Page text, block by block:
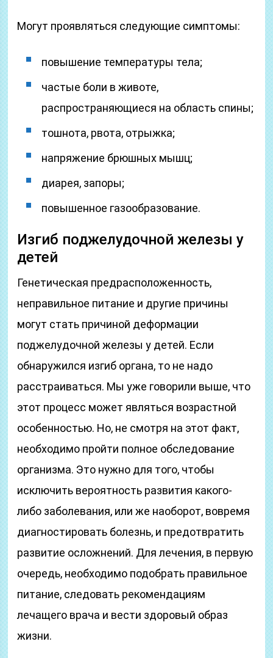
Могут проявляться следующие симптомы:
повышение температуры тела;
частые боли в животе,
распространяющиеся на область спины;
тошнота, рвота, отрыжка;
напряжение брюшных мышц;
диарея, запоры;
повышенное газообразование.
Изгиб поджелудочной железы у
детей
Генетическая предрасположенность,
неправильное питание и другие причины
могут стать причиной деформации
поджелудочной железы у детей. Если
обнаружился изгиб органа, то не надо
расстраиваться. Мы уже говорили выше, что
этот процесс может являться возрастной
особенностью. Но, не смотря на этот факт,
необходимо пройти полное обследование
организма. Это нужно для того, чтобы
исключить вероятность развития какого-
либо заболевания, или же наоборот, вовремя
диагностировать болезнь, и предотвратить
развитие осложнений. Для лечения, в первую
очередь, необходимо подобрать правильное
питание, следовать рекомендациям
лечащего врача и вести здоровый образ
жизни.